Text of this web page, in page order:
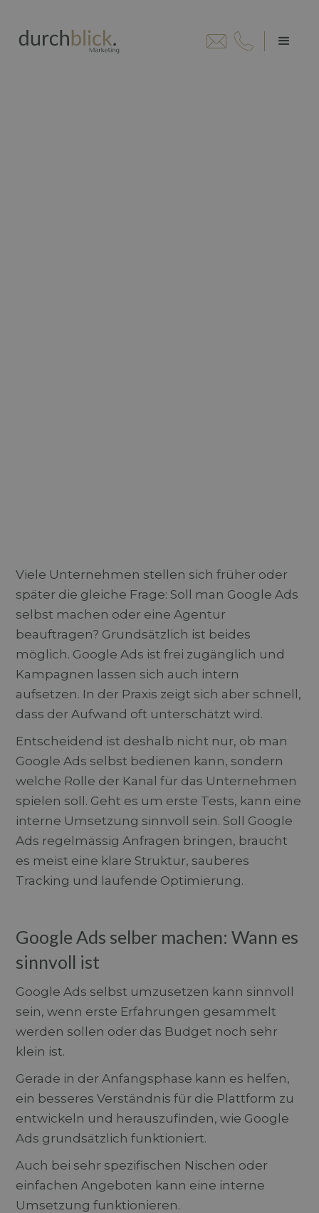
Viele Unternehmen stellen sich früher oder
später die gleiche Frage: Soll man Google Ads
selbst machen oder eine Agentur
beauftragen? Grundsätzlich ist beides
möglich. Google Ads ist frei zugänglich und
Kampagnen lassen sich auch intern
aufsetzen. In der Praxis zeigt sich aber schnell,
dass der Aufwand oft unterschätzt wird.
Entscheidend ist deshalb nicht nur, ob man
Google Ads selbst bedienen kann, sondern
welche Rolle der Kanal für das Unternehmen
spielen soll. Geht es um erste Tests, kann eine
interne Umsetzung sinnvoll sein. Soll Google
Ads regelmässig Anfragen bringen, braucht
es meist eine klare Struktur, sauberes
Tracking und laufende Optimierung.
Google Ads selber machen: Wann es
sinnvoll ist
Google Ads selbst umzusetzen kann sinnvoll
sein, wenn erste Erfahrungen gesammelt
werden sollen oder das Budget noch sehr
klein ist.
Gerade in der Anfangsphase kann es helfen,
ein besseres Verständnis für die Plattform zu
entwickeln und herauszufinden, wie Google
Ads grundsätzlich funktioniert.
Auch bei sehr spezifischen Nischen oder
einfachen Angeboten kann eine interne
Umsetzung funktionieren.